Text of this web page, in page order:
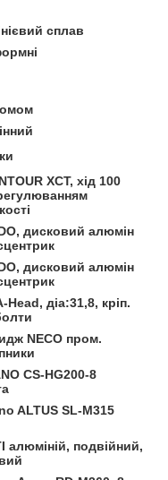
сплав
XCT, хід 100
дисковий алюмін
дисковий алюмін
Head, діа:31,8, кріп.
NECO пром.
CS-HG200-8
ALTUS SL-M315
алюміній, подвійний,